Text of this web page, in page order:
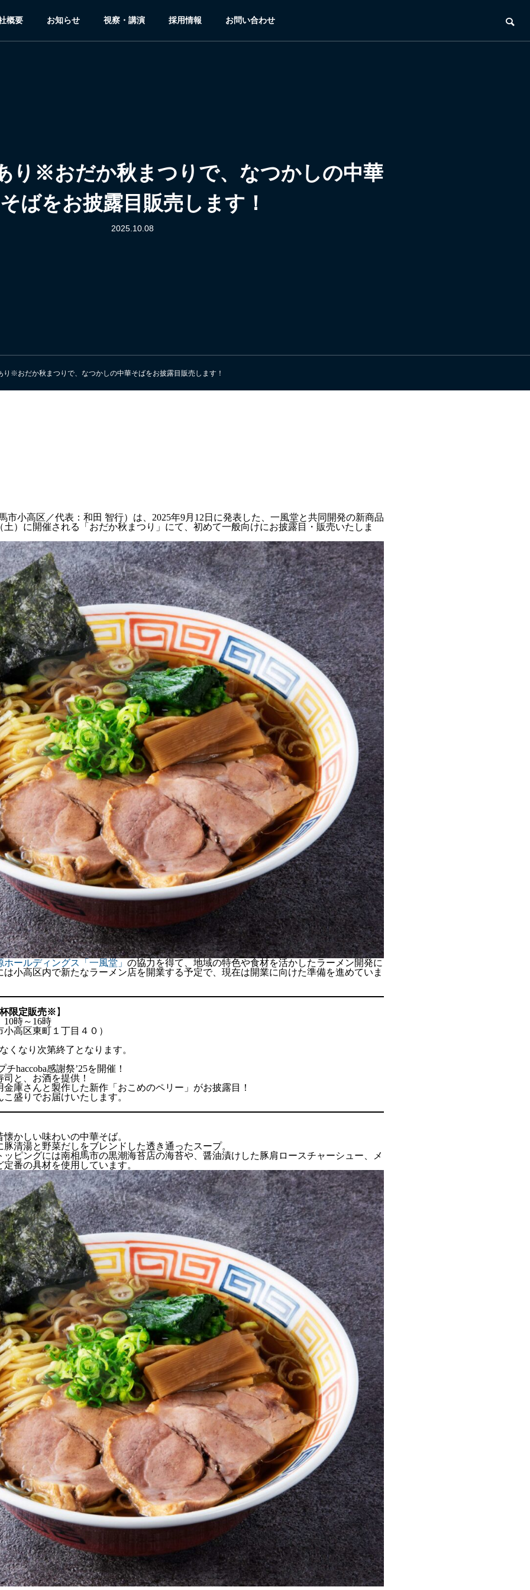
概要 お知らせ 視察・講演 採用情報 お問い合わせ
り※おだか秋まつりで、なつかしの中華
そばをお披露目販売します！
2025.10.08
り※おだか秋まつりで、なつかしの中華そばをお披露目販売します！
市小高区／代表：和田 智行）は、2025年9月12日に発表した、一風堂と共同開発の新商品
土）に開催される「おだか秋まつり」にて、初めて一般向けにお披露目・販売いたしま
ールディングス「一風堂」 の協力を得て、地域の特色や食材を活かしたラーメン開発に
小高区内で新たなラーメン店を開業する予定で、現在は開業に向けた準備を進めていま
限定販売※ 】
10時～16時
高区東町１丁目４０）
くなり次第終了となります。
haccoba感謝祭’25を開催！
と、お酒を提供！
庫さんと製作した新作「おこめのペリー」がお披露目！
盛りでお届けいたします。
かしい味わいの中華そば。
清湯と野菜だしをブレンドした透き通ったスープ。
ピングには南相馬市の黒潮海苔店の海苔や、醤油漬けした豚肩ロースチャーシュー、メ
番の具材を使用しています。